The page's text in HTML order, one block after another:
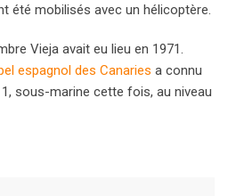
été mobilisés avec un hélicoptère.
Vieja avait eu lieu en 1971.
espagnol des Canaries a connu
sous-marine cette fois, au niveau